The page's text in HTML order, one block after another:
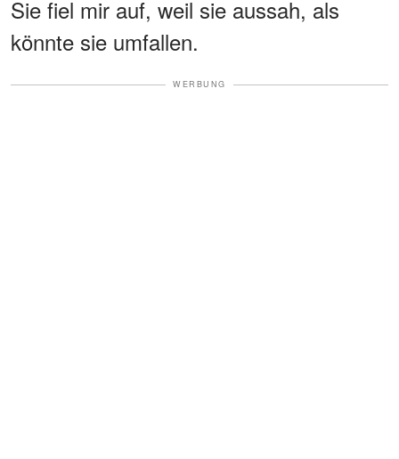
Sie fiel mir auf, weil sie aussah, als
könnte sie umfallen.
WERBUNG